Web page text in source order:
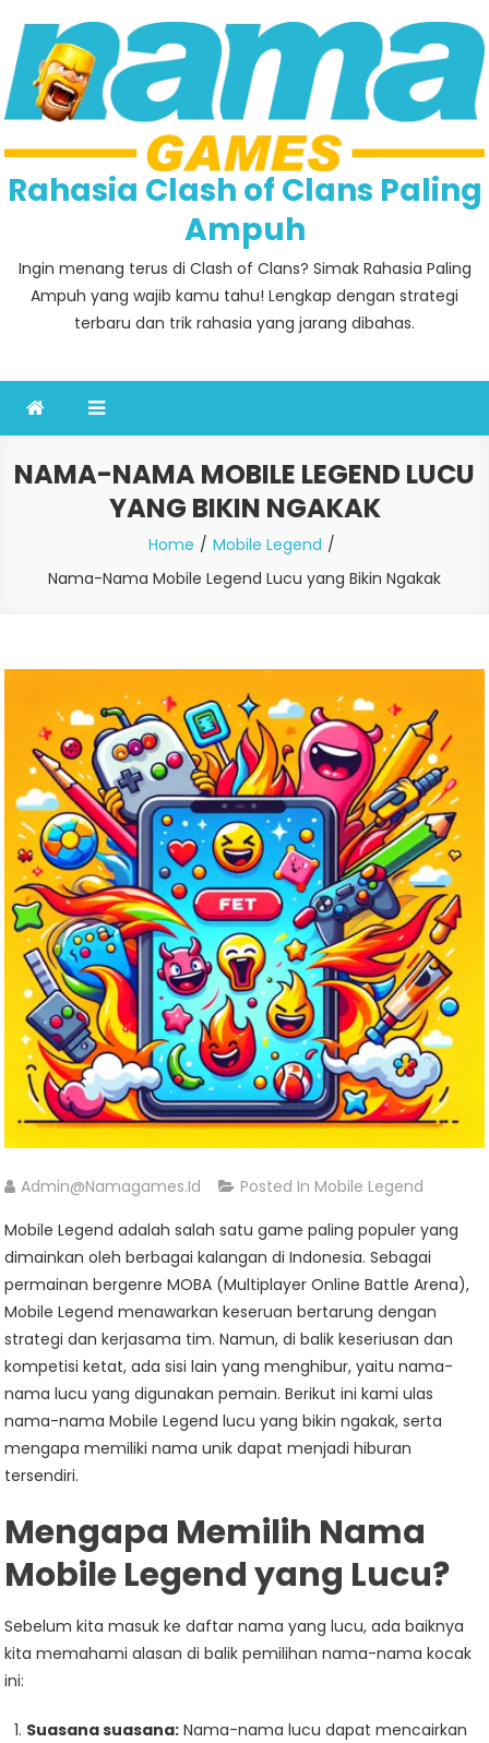
content
Rahasia Clash of Clans Paling
Ampuh
Ingin menang terus di Clash of Clans? Simak Rahasia Paling
Ampuh yang wajib kamu tahu! Lengkap dengan strategi
terbaru dan trik rahasia yang jarang dibahas.
NAMA-NAMA MOBILE LEGEND LUCU
YANG BIKIN NGAKAK
Home
Mobile Legend
Nama-Nama Mobile Legend Lucu yang Bikin Ngakak
Admin@namagames.id Posted In Mobile Legend
Mobile Legend adalah salah satu game paling populer yang
dimainkan oleh berbagai kalangan di Indonesia. Sebagai
permainan bergenre MOBA (Multiplayer Online Battle Arena),
Mobile Legend menawarkan keseruan bertarung dengan
strategi dan kerjasama tim. Namun, di balik keseriusan dan
kompetisi ketat, ada sisi lain yang menghibur, yaitu nama-
nama lucu yang digunakan pemain. Berikut ini kami ulas
nama-nama Mobile Legend lucu yang bikin ngakak, serta
mengapa memiliki nama unik dapat menjadi hiburan
tersendiri.
Mengapa Memilih Nama
Mobile Legend yang Lucu?
Sebelum kita masuk ke daftar nama yang lucu, ada baiknya
kita memahami alasan di balik pemilihan nama-nama kocak
ini:
Suasana suasana: Nama-nama lucu dapat mencairkan